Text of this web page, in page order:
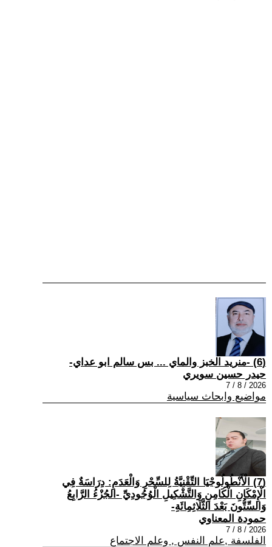
(6) -منريد الخبز والماي ... بس سالم ابو عداي-
حيدر حسين سويري
2026 / 8 / 7
مواضيع وابحاث سياسية
(7) الْأَنْطُولُوجْيَا التِّقْنِيَّةُ لِلسِّحْرِ وَالْعَدَمِ: دِرَاسَةٌ فِي
الْإِمْكَانِ الْكَامِنِ وَالتَّشْكِيلِ الْوُجُودِيِّ -الجُزْءُ الرَّابِعُ
وَالسِّتُّونَ بَعْدَ الثَّلَاثِمِائَةِ-
حمودة المعناوي
2026 / 8 / 7
الفلسفة ,علم النفس , وعلم الاجتماع